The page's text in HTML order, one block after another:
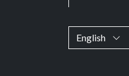
English